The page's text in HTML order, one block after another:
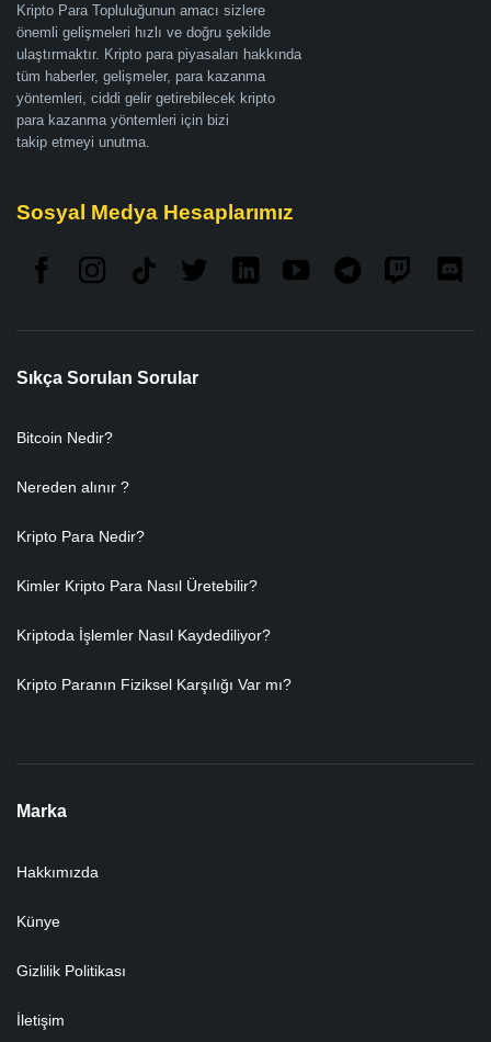
Kripto Para Topluluğunun amacı sizlere
önemli gelişmeleri hızlı ve doğru şekilde
ulaştırmaktır. Kripto para piyasaları hakkında
tüm haberler, gelişmeler, para kazanma
yöntemleri, ciddi gelir getirebilecek kripto
para kazanma yöntemleri için bizi
takip etmeyi unutma.
Sosyal Medya Hesaplarımız
Sıkça Sorulan Sorular
Bitcoin Nedir?
Nereden alınır ?
Kripto Para Nedir?
Kimler Kripto Para Nasıl Üretebilir?
Kriptoda İşlemler Nasıl Kaydediliyor?
Kripto Paranın Fiziksel Karşılığı Var mı?
Marka
Hakkımızda
Künye
Gizlilik Politikası
İletişim